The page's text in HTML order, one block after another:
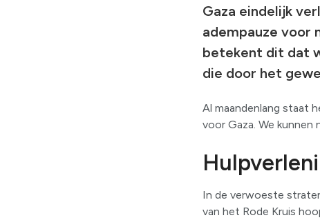
Gaza eindelijk
adempauze voor
betekent dit dat
die door het
Al maandenlang staat
voor Gaza. We kunnen
In de verwoeste
van het Rode Kruis